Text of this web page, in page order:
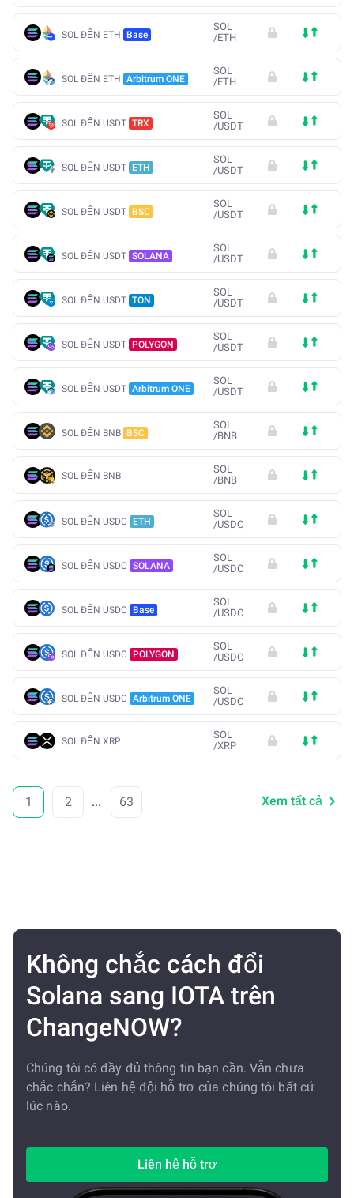
SOL ĐẾN ETH Base
SOL
/ETH
SOL ĐẾN ETH Arbitrum ONE
SOL
/ETH
SOL ĐẾN USDT TRX
SOL
/USDT
SOL ĐẾN USDT ETH
SOL
/USDT
SOL ĐẾN USDT BSC
SOL
/USDT
SOL ĐẾN USDT SOLANA
SOL
/USDT
SOL ĐẾN USDT TON
SOL
/USDT
SOL ĐẾN USDT POLYGON
SOL
/USDT
SOL ĐẾN USDT Arbitrum ONE
SOL
/USDT
SOL ĐẾN BNB BSC
SOL
/BNB
SOL ĐẾN BNB
SOL
/BNB
SOL ĐẾN USDC ETH
SOL
/USDC
SOL ĐẾN USDC SOLANA
SOL
/USDC
SOL ĐẾN USDC Base
SOL
/USDC
SOL ĐẾN USDC POLYGON
SOL
/USDC
SOL ĐẾN USDC Arbitrum ONE
SOL
/USDC
SOL ĐẾN XRP
SOL
/XRP
1 2 ... 63 Xem tất cả
Không chắc cách đổi
Solana sang IOTA trên
ChangeNOW?
Chúng tôi có đầy đủ thông tin bạn cần. Vẫn chưa
chắc chắn? Liên hệ đội hỗ trợ của chúng tôi bất cứ
lúc nào.
Liên hệ hỗ trợ